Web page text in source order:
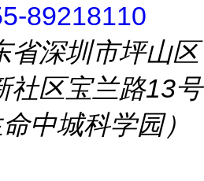
89218110
省深圳市坪山区
社区宝兰路13号
中城科学园）